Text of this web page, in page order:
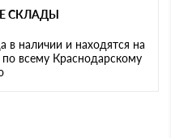
СКЛАДЫ
в наличии и находятся на
всему Краснодарскому